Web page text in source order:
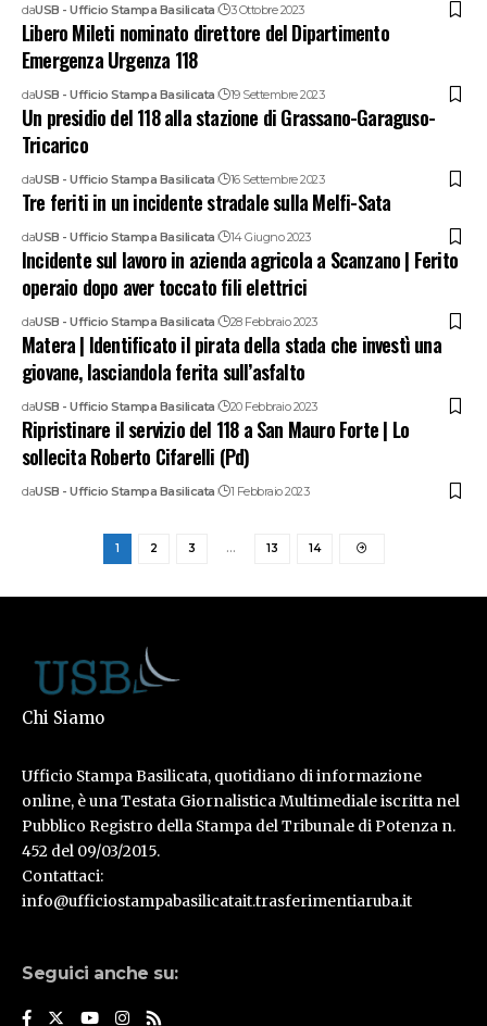
daUSB - Ufficio Stampa Basilicata 3 Ottobre 2023
Libero Mileti nominato direttore del Dipartimento
Emergenza Urgenza 118
daUSB - Ufficio Stampa Basilicata 19 Settembre 2023
Un presidio del 118 alla stazione di Grassano-Garaguso-
Tricarico
daUSB - Ufficio Stampa Basilicata 16 Settembre 2023
Tre feriti in un incidente stradale sulla Melfi-Sata
daUSB - Ufficio Stampa Basilicata 14 Giugno 2023
Incidente sul lavoro in azienda agricola a Scanzano | Ferito
operaio dopo aver toccato fili elettrici
daUSB - Ufficio Stampa Basilicata 28 Febbraio 2023
Matera | Identificato il pirata della stada che investì una
giovane, lasciandola ferita sull’asfalto
daUSB - Ufficio Stampa Basilicata 20 Febbraio 2023
Ripristinare il servizio del 118 a San Mauro Forte | Lo
sollecita Roberto Cifarelli (Pd)
daUSB - Ufficio Stampa Basilicata 1 Febbraio 2023
1 2 3 … 13 14
Chi Siamo
Ufficio Stampa Basilicata, quotidiano di informazione
online, è una Testata Giornalistica Multimediale iscritta nel
Pubblico Registro della Stampa del Tribunale di Potenza n.
452 del 09/03/2015.
Contattaci:
info@ufficiostampabasilicatait.trasferimentiaruba.it
Seguici anche su: